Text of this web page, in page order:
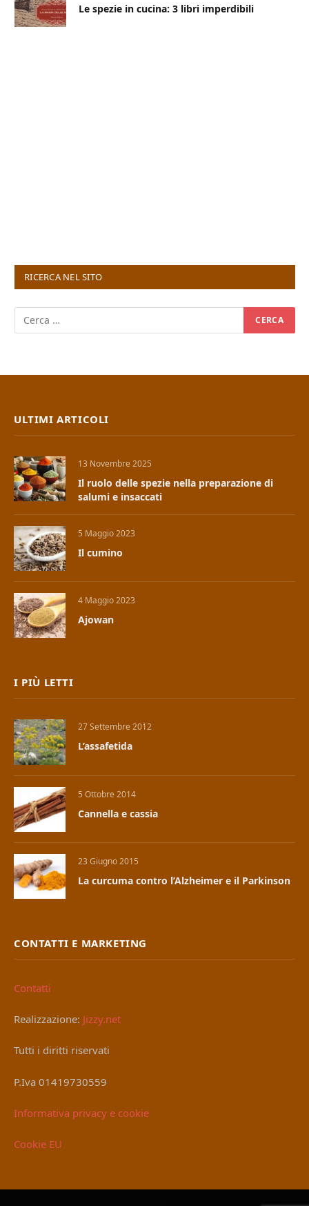
Le spezie in cucina: 3 libri imperdibili
RICERCA NEL SITO
ULTIMI ARTICOLI
13 Novembre 2025
Il ruolo delle spezie nella preparazione di
salumi e insaccati
5 Maggio 2023
Il cumino
4 Maggio 2023
Ajowan
I PIÙ LETTI
27 Settembre 2012
L’assafetida
5 Ottobre 2014
Cannella e cassia
23 Giugno 2015
La curcuma contro l’Alzheimer e il Parkinson
CONTATTI E MARKETING
Contatti
Realizzazione: Jizzy.net
Tutti i diritti riservati
P.Iva 01419730559
Informativa privacy e cookie
Cookie EU